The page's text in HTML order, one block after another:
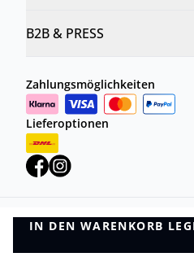
IN DEN WARENKORB
IN DEN
B2B & PRESS
Zahlungsmöglichkeiten
Lieferoptionen
Datenschutzrichtlinie